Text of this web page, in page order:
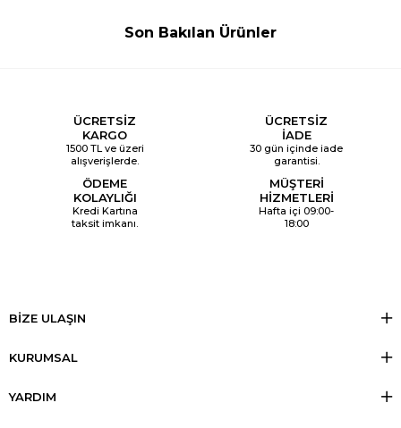
Son Bakılan Ürünler
ÜCRETSİZ
KARGO
1500 TL ve üzeri
alışverişlerde.
ÜCRETSİZ
İADE
30 gün içinde iade
garantisi.
ÖDEME
KOLAYLIĞI
Kredi Kartına
taksit imkanı.
MÜŞTERİ
HİZMETLERİ
Hafta içi 09:00-
18:00
BİZE ULAŞIN
KURUMSAL
YARDIM